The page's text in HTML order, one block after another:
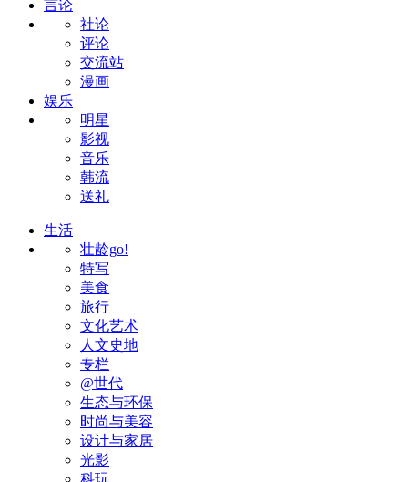
言论
社论
评论
交流站
漫画
娱乐
明星
影视
音乐
韩流
送礼
生活
壮龄go!
特写
美食
旅行
文化艺术
人文史地
专栏
@世代
生态与环保
时尚与美容
设计与家居
光影